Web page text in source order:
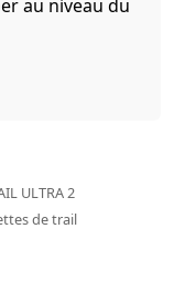
au niveau du
ULTRA 2
de trail